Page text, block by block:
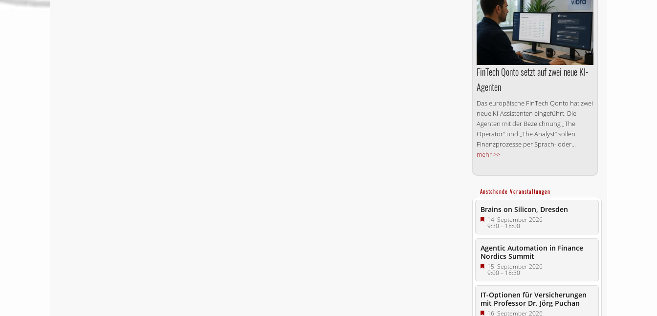
FinTech Qonto setzt auf zwei neue KI-
Agenten
Das europäische FinTech Qonto hat zwei
neue KI-Assistenten eingeführt. Die
Agenten mit der Bezeichnung „The
Operator“ und „The Analyst“ sollen
Finanzprozesse per Sprach- oder...
mehr >>
Anstehende Veranstaltungen
Brains on Silicon, Dresden
14. September 2026
9:30–18:00
Agentic Automation in Finance
Nordics Summit
15. September 2026
9:00–18:30
IT-Optionen für Versicherungen
mit Professor Dr. Jörg Puchan
16. September 2026